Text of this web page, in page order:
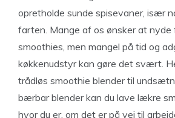
opretholde sunde spisevaner, især
farten. Mange af os ønsker at
smoothies, men mangel på tid og
køkkenudstyr kan gøre det svært.
trådløs smoothie blender til
bærbar blender kan du lave lækre
hvor du er, om det er på vej til